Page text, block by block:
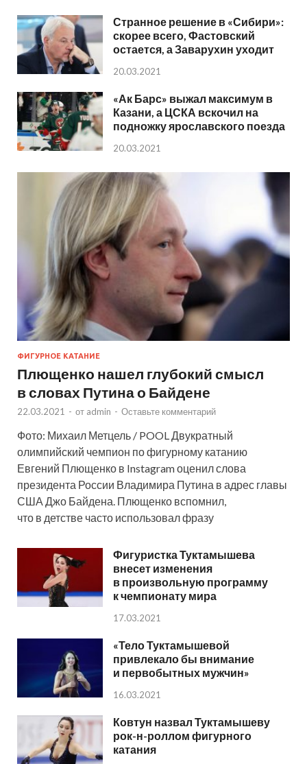
Странное решение в «Сибири»:
скорее всего, Фастовский
остается, а Заварухин уходит
20.03.2021
«Ак Барс» выжал максимум в
Казани, а ЦСКА вскочил на
подножку ярославского поезда
20.03.2021
ФИГУРНОЕ КАТАНИЕ
Плющенко нашел глубокий смысл
в словах Путина о Байдене
22.03.2021 - от admin - Оставьте комментарий
Фото: Михаил Метцель / POOL Двукратный
олимпийский чемпион по фигурному катанию
Евгений Плющенко в Instagram оценил слова
президента России Владимира Путина в адрес главы
США Джо Байдена. Плющенко вспомнил,
что в детстве часто использовал фразу
Фигуристка Туктамышева
внесет изменения
в произвольную программу
к чемпионату мира
17.03.2021
«Тело Туктамышевой
привлекало бы внимание
и первобытных мужчин»
16.03.2021
Ковтун назвал Туктамышеву
рок-н-роллом фигурного
катания